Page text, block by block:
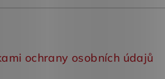
ochrany osobních údajů